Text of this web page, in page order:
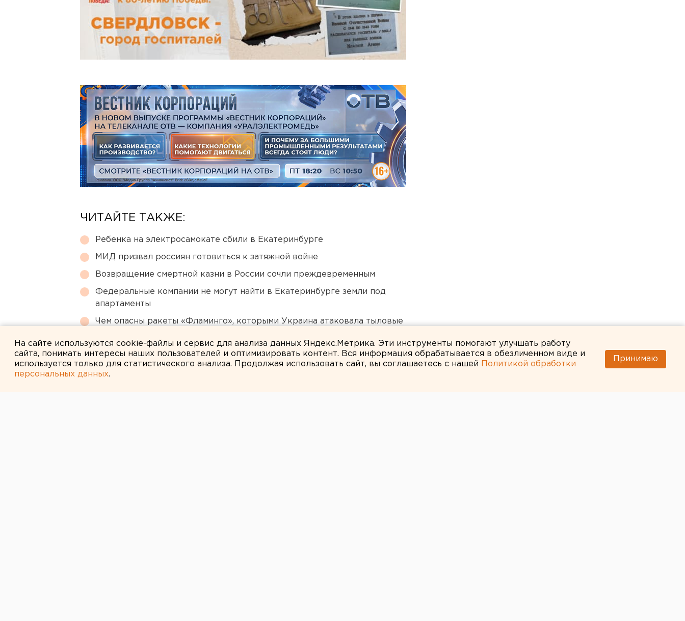
ЧИТАЙТЕ ТАКЖЕ:
Ребенка на электросамокате сбили в Екатеринбурге
МИД призвал россиян готовиться к затяжной войне
Возвращение смертной казни в России сочли преждевременным
Федеральные компании не могут найти в Екатеринбурге земли под
апартаменты
Чем опасны ракеты «Фламинго», которыми Украина атаковала тыловые
На сайте используются cookie-файлы и сервис для анализа данных Яндекс.Метрика. Эти инструменты помогают улучшать работу
сайта, понимать интересы наших пользователей и оптимизировать контент. Вся информация обрабатывается в обезличенном виде и
используется только для статистического анализа. Продолжая использовать сайт, вы соглашаетесь с нашей
Политикой обработки
персональных данных.
Принимаю